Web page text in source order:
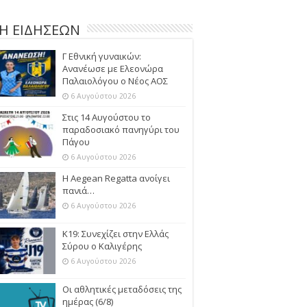
ΕΙΔΗΣΕΩΝ
Γ Εθνική γυναικών:
Ανανέωσε με Ελεονώρα
Παλαιολόγου ο Νέος ΑΟΣ
6 Αυγούστου 2026
Στις 14 Αυγούστου το
παραδοσιακό πανηγύρι του
Πάγου
6 Αυγούστου 2026
Η Aegean Regatta ανοίγει
πανιά…
6 Αυγούστου 2026
Κ19: Συνεχίζει στην Ελλάς
Σύρου ο Καλιγέρης
6 Αυγούστου 2026
Οι αθλητικές μεταδόσεις της
ημέρας (6/8)